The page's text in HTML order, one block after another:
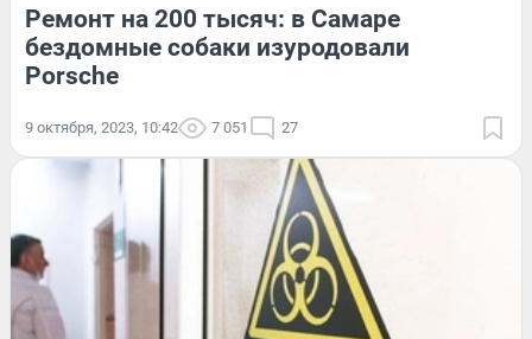
Ремонт на 200 тысяч: в Самаре
бездомные собаки изуродовали
Porsche
9 октября, 2023, 10:42 7 051 27